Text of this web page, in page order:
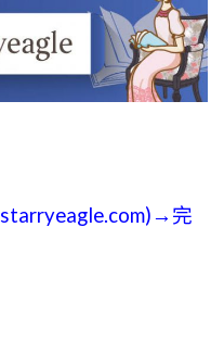
starryeagle.com)→完